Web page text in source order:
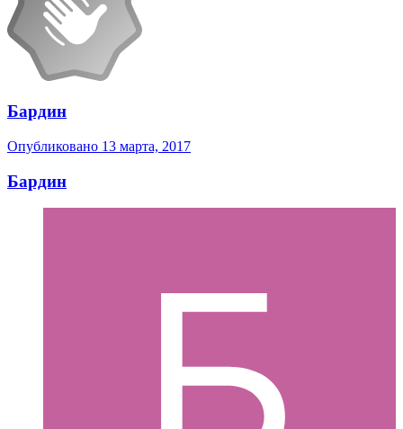
Бардин
Опубликовано 13 марта, 2017
Бардин